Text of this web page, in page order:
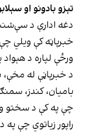
تېزو بادونو او
خبرپاڼه کې ویلي
ورځې لپاره د هېواد په ۱۱ولایتونو کې اټکل
د خبرپاڼې له مخې،
بامیان، کندز،
چې په کې د سختو